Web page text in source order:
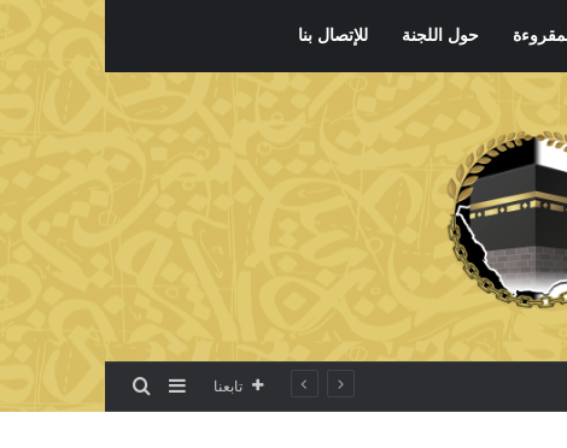
حول اللجنة للإتصال بنا
تابعنا إضافة عمود جانبي
بحث عن